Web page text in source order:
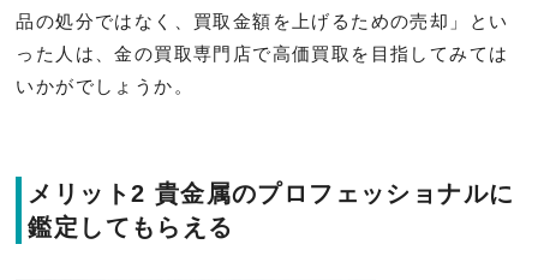
品の処分ではなく、買取金額を上げるための売却」とい
った人は、金の買取専門店で高価買取を目指してみては
いかがでしょうか。
メリット2 貴金属のプロフェッショナルに
鑑定してもらえる